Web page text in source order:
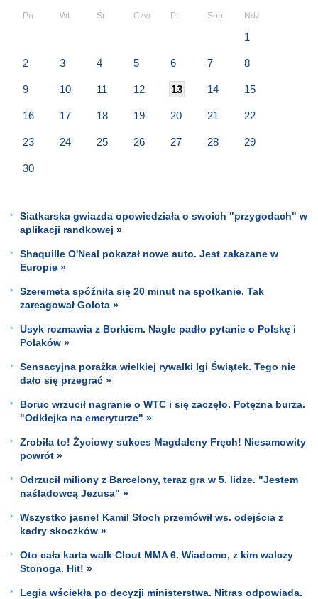
Pn Wt Śr Czw Pt Sob Ndz
1
2 3 4 5 6 7 8
9 10 11 12 13 14 15
16 17 18 19 20 21 22
23 24 25 26 27 28 29
30
Siatkarska gwiazda opowiedziała o swoich "przygodach" w
aplikacji randkowej »
Shaquille O'Neal pokazał nowe auto. Jest zakazane w
Europie »
Szeremeta spóźniła się 20 minut na spotkanie. Tak
zareagował Gołota »
Usyk rozmawia z Borkiem. Nagle padło pytanie o Polskę i
Polaków »
Sensacyjna porażka wielkiej rywalki Igi Świątek. Tego nie
dało się przegrać »
Boruc wrzucił nagranie o WTC i się zaczęło. Potężna burza.
"Odklejka na emeryturze" »
Zrobiła to! Życiowy sukces Magdaleny Fręch! Niesamowity
powrót »
Odrzucił miliony z Barcelony, teraz gra w 5. lidze. "Jestem
naśladowcą Jezusa" »
Wszystko jasne! Kamil Stoch przemówił ws. odejścia z
kadry skoczków »
Oto cała karta walk Clout MMA 6. Wiadomo, z kim walczy
Stonoga. Hit! »
Legia wściekła po decyzji ministerstwa. Nitras odpowiada.